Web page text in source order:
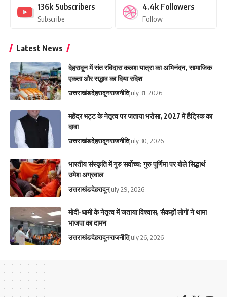
136k Subscribers
Subscribe
4.4k Followers
Follow
Latest News
देहरादून में संत रविदास कलश यात्रा का अभिनंदन, सामाजिक
एकता और सद्भाव का दिया संदेश
उत्तराखंडदेहरादूनराजनीतिJuly 31, 2026
महेंद्र भट्ट के नेतृत्व पर जताया भरोसा, 2027 में हैट्रिक का
दावा
उत्तराखंडदेहरादूनराजनीतिJuly 30, 2026
भारतीय संस्कृति में गुरु सर्वोच्च: गुरु पूर्णिमा पर बोले सिद्धार्थ
उमेश अग्रवाल
उत्तराखंडदेहरादूनJuly 29, 2026
मोदी-धामी के नेतृत्व में जताया विश्वास, सैकड़ों लोगों ने थामा
भाजपा का दामन
उत्तराखंडदेहरादूनराजनीतिJuly 26, 2026